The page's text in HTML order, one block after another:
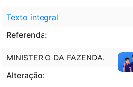
Texto integral
Referenda:
MINISTERIO DA FAZENDA.
Alteração: